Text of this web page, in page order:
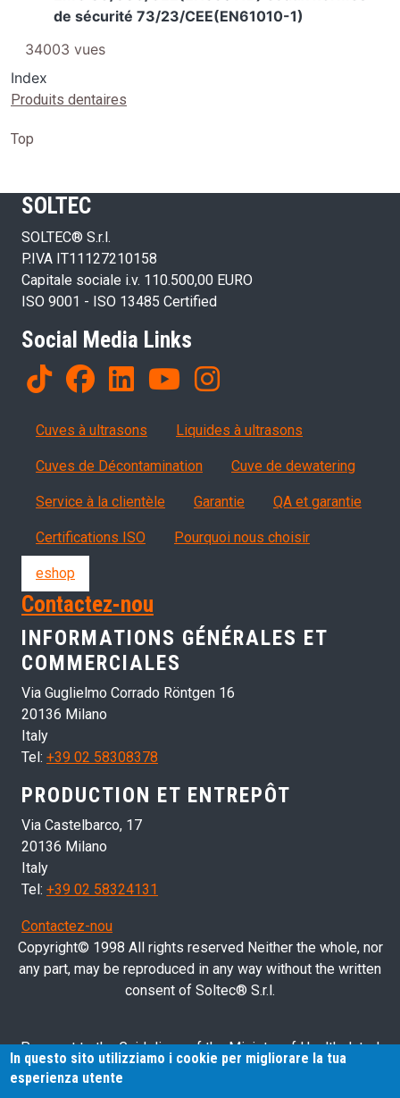
de sécurité 73/23/CEE(EN61010-1)
34003 vues
Index
Produits dentaires
Top
SOLTEC
SOLTEC® S.r.l.
P.IVA IT11127210158
Capitale sociale i.v. 110.500,00 EURO
ISO 9001 - ISO 13485 Certified
Social Media Links
Products
Cuves à ultrasons Liquides à ultrasons
Cuves de Décontamination Cuve de dewatering
Servizi, garanzia, QA
Service à la clientèle Garantie QA et garantie
Certifications ISO Pourquoi nous choisir
eshop
Contactez-nou
INFORMATIONS GÉNÉRALES ET
COMMERCIALES
Via Guglielmo Corrado Röntgen 16
20136 Milano
Italy
Tel: +39 02 58308378
PRODUCTION ET ENTREPÔT
Via Castelbarco, 17
20136 Milano
Italy
Tel: +39 02 58324131
Contactez-nou
Copyright© 1998 All rights reserved Neither the whole, nor
any part, may be reproduced in any way without the written
consent of Soltec® S.r.l.
Pursuant to the Guidelines of the Ministry of Health dated
28/03/2013 related to health advertising concerning medical
devices, in vitro diagnostic medical devices and medical-
In questo sito utilizziamo i cookie per migliorare la tua
esperienza utente